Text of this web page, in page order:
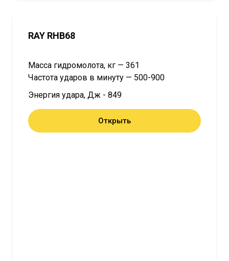
RAY RHB68
Масса гидромолота, кг — 361
Частота ударов в минуту — 500-900
Энергия удара, Дж - 849
Открыть